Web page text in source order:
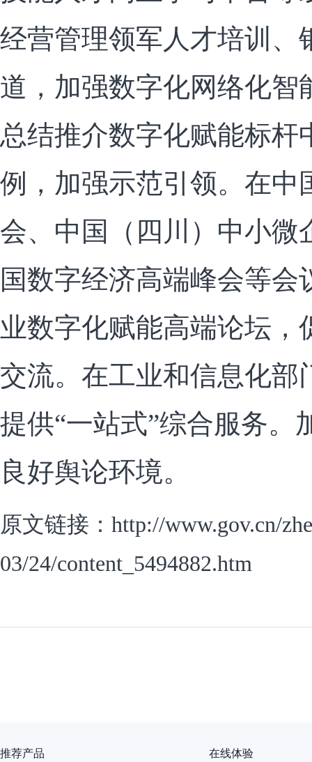
经营管理领军人才培训、
道，加强数字化网络化智
总结推介数字化赋能标杆
例，加强示范引领。在中
会、中国（四川）中小微
国数字经济高端峰会等
业数字化赋能高端论坛，
交流。在工业和信息化部
提供“一站式”综合服务。
良好舆论环境。
原文链接：http://www.gov.cn/
03/24/content_5494882.htm
推荐产品 在线体验